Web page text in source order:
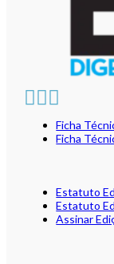
Ficha
Ficha
Estatuto
Estatuto
Assinar